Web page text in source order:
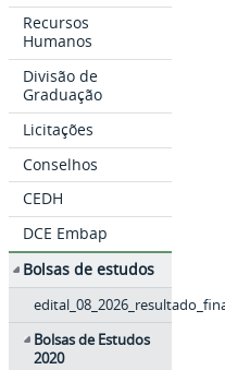
Recursos
Humanos
Divisão de
Graduação
Licitações
Conselhos
CEDH
DCE Embap
Bolsas de estudos
Bolsas de Estudos
2020